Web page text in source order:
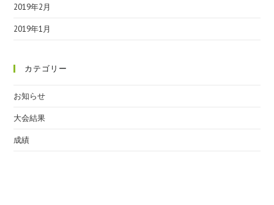
2019年2月
2019年1月
カテゴリー
お知らせ
大会結果
成績